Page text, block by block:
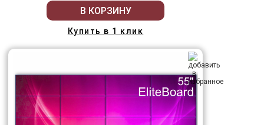
В КОРЗИНУ
Купить в 1 клик